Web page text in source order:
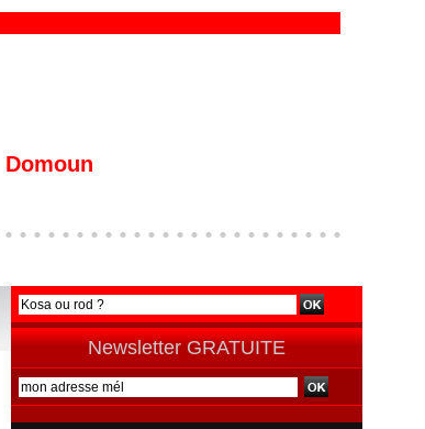
Domoun
Newsletter GRATUITE